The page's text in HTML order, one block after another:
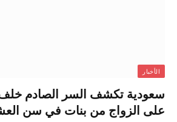
الأخبار
سعودية تكشف السر الصادم
على الزواج من بنات في سن